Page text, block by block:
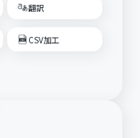
翻訳
CSV加工